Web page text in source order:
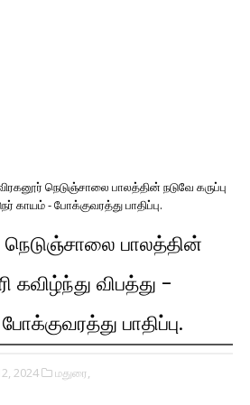
நெடுஞ்சாலை பாலத்தின் நடுவே கருப்பு
காயம் - போக்குவரத்து பாதிப்பு.
நெடுஞ்சாலை பாலத்தின்
கவிழ்ந்து விபத்து -
பாதிப்பு.
2024 மதுரை,